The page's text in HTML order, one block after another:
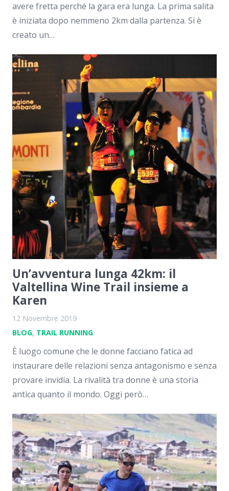
avere fretta perché la gara era lunga. La prima salita
è iniziata dopo nemmeno 2km dalla partenza. Si è
creato un…
Un’avventura lunga 42km: il
Valtellina Wine Trail insieme a
Karen
12 Novembre 2019
BLOG, TRAIL RUNNING
È luogo comune che le donne facciano fatica ad
instaurare delle relazioni senza antagonismo e senza
provare invidia. La rivalità tra donne è una storia
antica quanto il mondo. Oggi però…